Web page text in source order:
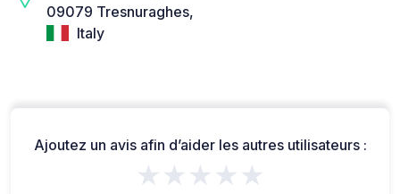
09079 Tresnuraghes,
Italy
Ajoutez un avis afin d’aider les autres utilisateurs :
★★★★★